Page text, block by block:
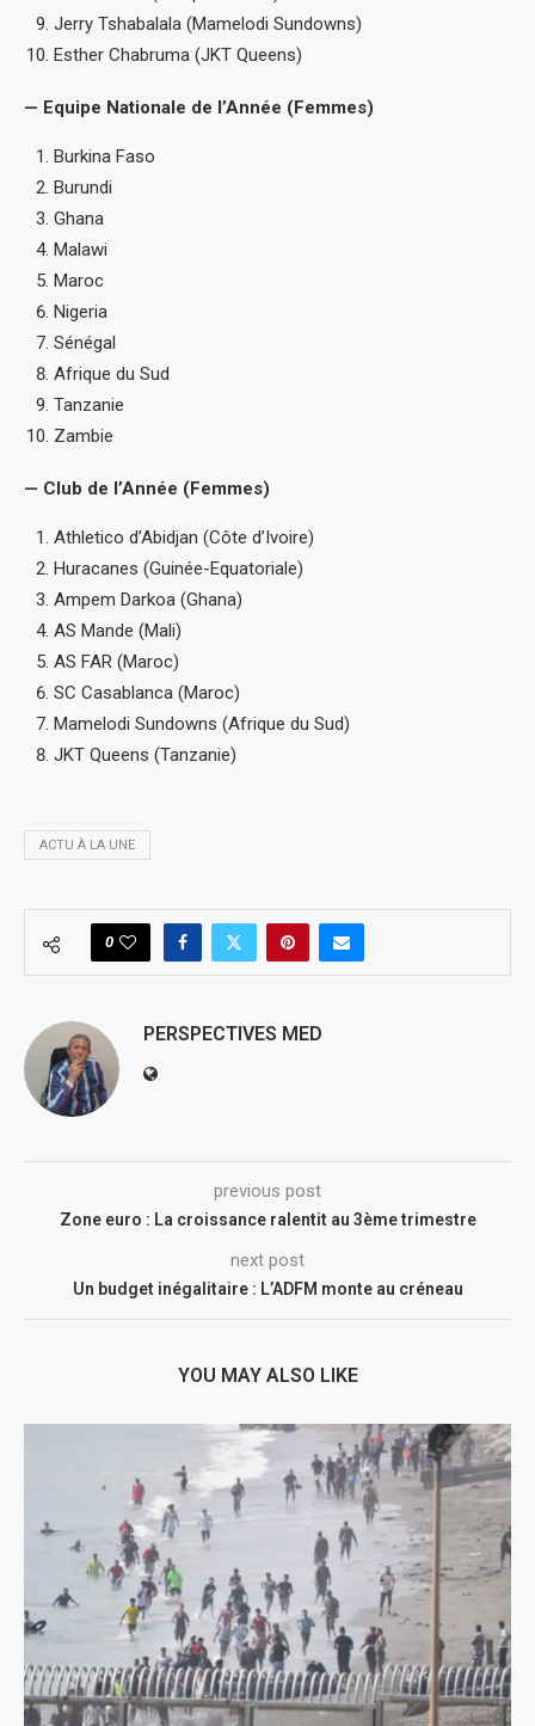
Jerry Tshabalala (Mamelodi Sundowns)
Esther Chabruma (JKT Queens)
— Equipe Nationale de l’Année (Femmes)
Burkina Faso
Burundi
Ghana
Malawi
Maroc
Nigeria
Sénégal
Afrique du Sud
Tanzanie
Zambie
— Club de l’Année (Femmes)
Athletico d’Abidjan (Côte d’Ivoire)
Huracanes (Guinée-Equatoriale)
Ampem Darkoa (Ghana)
AS Mande (Mali)
AS FAR (Maroc)
SC Casablanca (Maroc)
Mamelodi Sundowns (Afrique du Sud)
JKT Queens (Tanzanie)
ACTU À LA UNE
0
PERSPECTIVES MED
previous post
Zone euro : La croissance ralentit au 3ème trimestre
next post
Un budget inégalitaire : L’ADFM monte au créneau
YOU MAY ALSO LIKE